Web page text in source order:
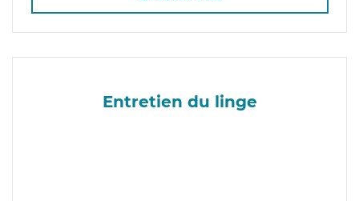
Entretien du linge